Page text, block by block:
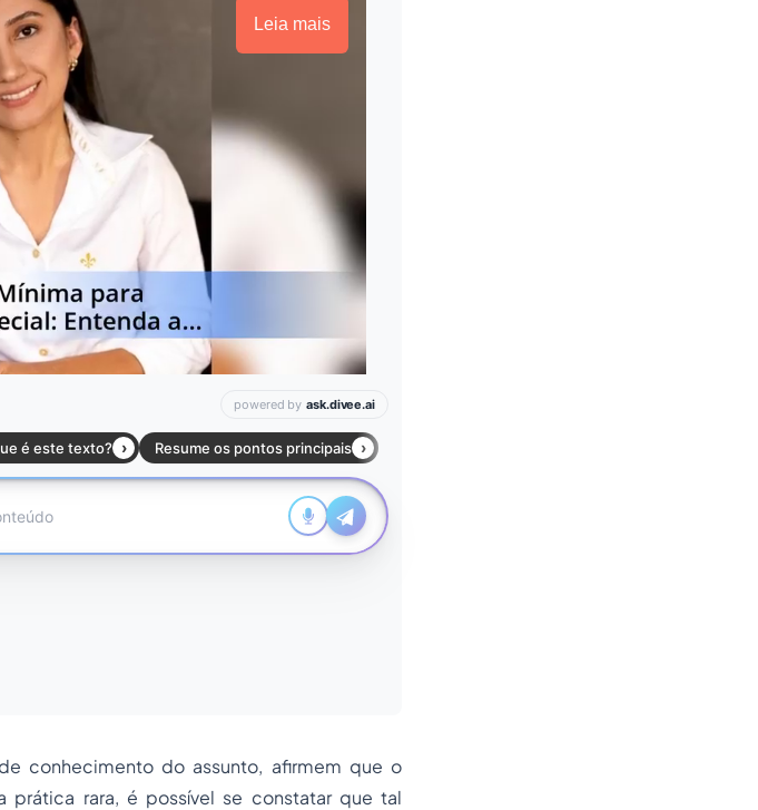
Leia mais
conhecimento do assunto, afirmem que o
prática rara, é possível se constatar que tal